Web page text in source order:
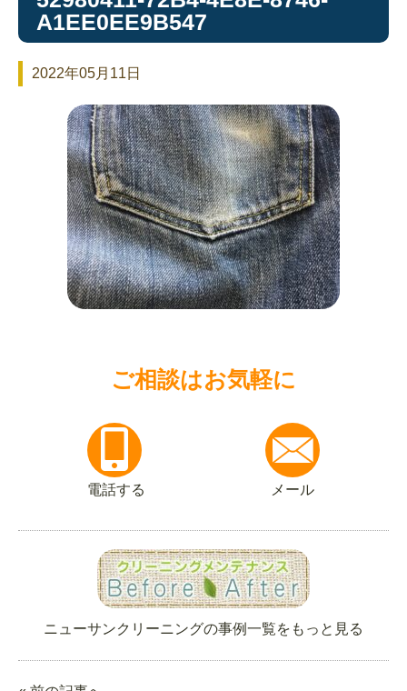
A1EE0EE9B547
2022年05月11日
ご相談はお気軽に
電話する メール
ニューサンクリーニングの事例一覧をもっと見る